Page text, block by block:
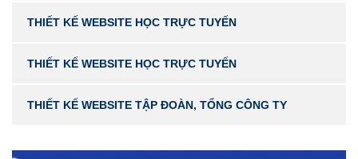
THIẾT KẾ WEBSITE HỌC TRỰC TUYẾN
THIẾT KẾ WEBSITE HỌC TRỰC TUYẾN
THIẾT KẾ WEBSITE TẬP ĐOÀN, TỔNG CÔNG TY